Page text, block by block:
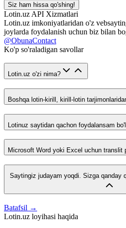
Siz ham hissa qo'shing!
Lotin.uz API Xizmatlari
Lotin.uz imkoniyatlaridan o'z
joylarda foydalanish uchun biz bilan
@ObunaContact
Ko'p so'raladigan savollar
Lotin.uz o'zi nima?
Boshqa lotin-kirill, kirill-lotin
Lotinuz saytidan qachon foydalansam
Microsoft Word yoki Excel uchun translit
Saytingiz judayam yoqdi. Sizga qanday
Batafsil →
Lotin.uz loyihasi haqida